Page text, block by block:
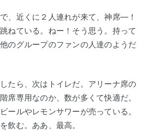
、近くに２人連れが来て、神席―！
ねている。ねー！そう思う。持って
のグループのファンの人達のようだ
たら、次はトイレだ。アリーナ席の
席専用なのか、数が多くて快適だ。
ールやレモンサワーが売っている。
飲む。ああ、最高。